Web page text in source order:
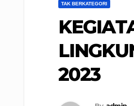
TAK BERKATEGORI
2023